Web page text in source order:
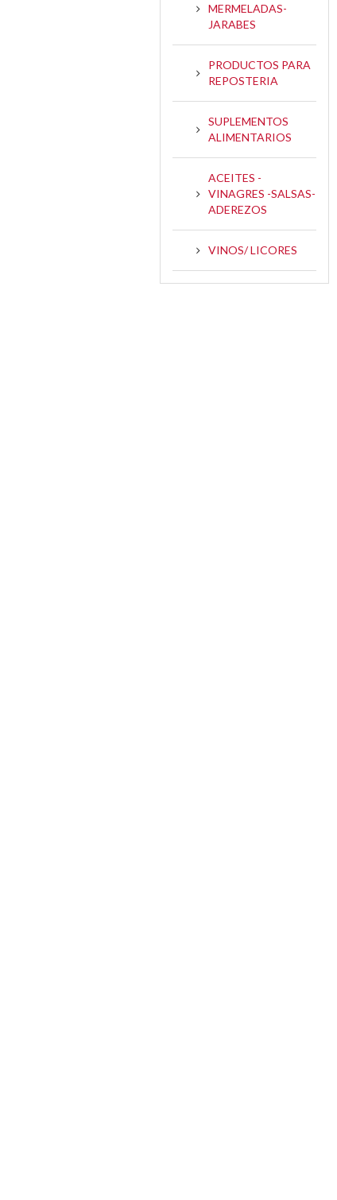
MERMELADAS-
JARABES
PRODUCTOS PARA
REPOSTERIA
SUPLEMENTOS
ALIMENTARIOS
ACEITES -
VINAGRES -SALSAS-
ADEREZOS
VINOS/ LICORES